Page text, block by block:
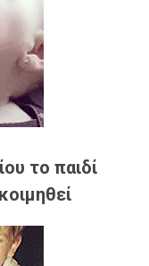
το παιδί